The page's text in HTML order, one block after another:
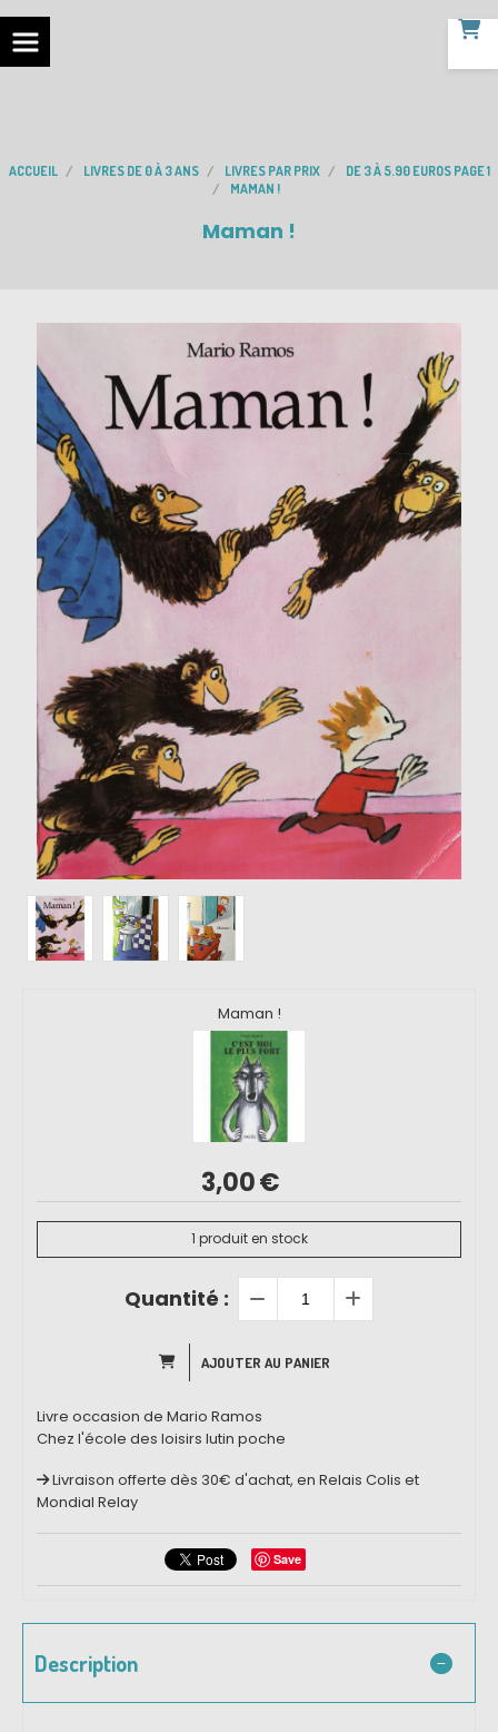
ACCUEIL LIVRES DE 0 À 3 ANS LIVRES PAR PRIX
DE 3 À 5.90 EUROS PAGE 1
MAMAN !
Maman !
Maman !
3,00€
1 produit en stock
Quantité :
AJOUTER AU PANIER
Livre occasion de Mario Ramos
Chez l'école des loisirs lutin poche
Livraison offerte dès 30€ d'achat, en Relais Colis et
Mondial Relay
Save
Description